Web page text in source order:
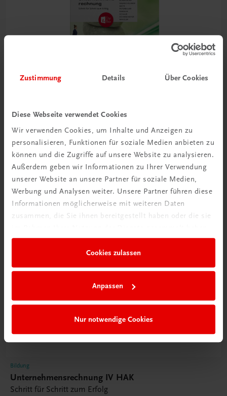
Zustimmung Details Über Cookies
Diese Webseite verwendet Cookies
Wir verwenden Cookies, um Inhalte und Anzeigen zu
personalisieren, Funktionen für soziale Medien anbieten zu
können und die Zugriffe auf unsere Website zu analysieren.
Außerdem geben wir Informationen zu Ihrer Verwendung
unserer Website an unsere Partner für soziale Medien,
Werbung und Analysen weiter. Unsere Partner führen diese
Informationen möglicherweise mit weiteren Daten
zusammen, die Sie ihnen bereitgestellt haben oder die sie
Cookies zulassen
Anpassen
Nur notwendige Cookies
Unternehmensrechnung III HAK
TRAUNER-DigiBox
€ 29,99
Bildung
Unternehmensrechnung IV HAK
Schritt für Schritt zum Erfolg